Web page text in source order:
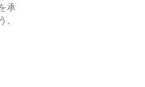
承
、